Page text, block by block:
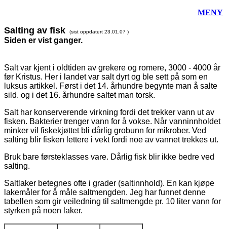
MENY
Salting av fisk (sist oppdatert 23.01.07 )
Siden er vist ganger.
Salt var kjent i oldtiden av grekere og romere, 3000 - 4000 år
før Kristus. Her i landet var salt dyrt og ble sett på som en
luksus artikkel. Først i det 14. århundre begynte man å salte
sild. og i det 16. århundre saltet man torsk.
Salt har konserverende virkning fordi det trekker vann ut av
fisken. Bakterier trenger vann for å vokse. Når vanninnholdet
minker vil fiskekjøttet bli dårlig grobunn for mikrober. Ved
salting blir fisken lettere i vekt fordi noe av vannet trekkes ut.
Bruk bare førsteklasses vare. Dårlig fisk blir ikke bedre ved
salting.
Saltlaker betegnes ofte i grader (saltinnhold). En kan kjøpe
lakemåler for å måle saltmengden. Jeg har funnet denne
tabellen som gir veiledning til saltmengde pr. 10 liter vann for
styrken på noen laker.